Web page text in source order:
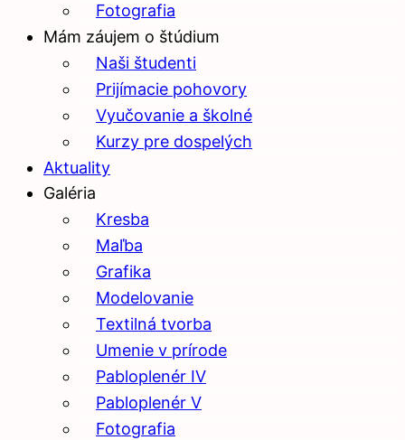
Fotografia
Mám záujem o štúdium
Naši študenti
Prijímacie pohovory
Vyučovanie a školné
Kurzy pre dospelých
Aktuality
Galéria
Kresba
Maľba
Grafika
Modelovanie
Textilná tvorba
Umenie v prírode
Pabloplenér IV
Pabloplenér V
Fotografia